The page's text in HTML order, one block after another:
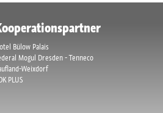
Bülow Palais
Mogul Dresden - Tenneco
Weixdorf
PLUS